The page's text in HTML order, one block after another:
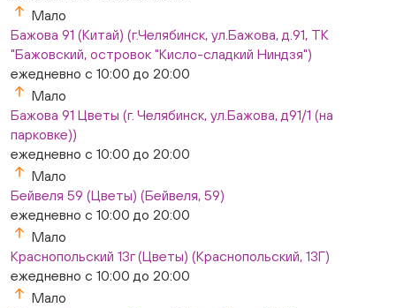
Мало
Слава. Копейск, пр.Славы 8/1 (Копейск, пр. Славы
8/1, ТЦ "Слава")
ежедневно с 10:00 до 20:00
Мало
Слон. Миасс, Автозаводцев (ТК Слон, г. Миасс)
Мало
Сталеваров 5(ЦВЕТЫ) (г. Челябинск, ул. Сталеваров
5/3)
ежедневно с 10:00 до 20:00
Мало
Мало
Бажова 91 (Китай) (г.Челябинск, ул.Бажова, д.91, ТК
"Бажовский, островок "Кисло-сладкий Ниндзя")
ежедневно с 10:00 до 20:00
Мало
Бажова 91 Цветы (г. Челябинск, ул.Бажова, д91/1 (на
парковке))
ежедневно с 10:00 до 20:00
Мало
Бейвеля 59 (Цветы) (Бейвеля, 59)
ежедневно с 10:00 до 20:00
Мало
Краснопольский 13г (Цветы) (Краснопольский, 13Г)
ежедневно с 10:00 до 20:00
Мало